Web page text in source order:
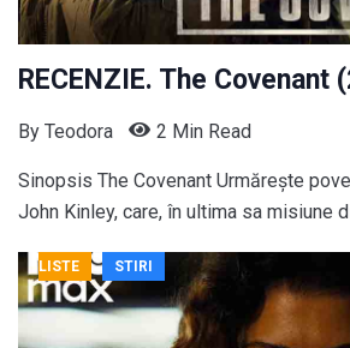
RECENZIE. The Covenant
By Teodora 2 Min Read
Sinopsis The Covenant Urmărește
John Kinley, care, în ultima sa misiune
LISTE STIRI